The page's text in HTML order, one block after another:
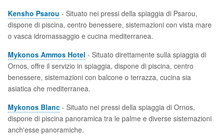
Kensho Psarou - Situato nei pressi della spiaggia di Psarou,
dispone di piscina, centro benessere, sistemazioni con vista mare
o vasca idromassaggio e cucina mediterranea.
Mykonos Ammos Hotel - Situato direttamente sulla spiaggia di
Ornos, offre il servizio in spiaggia, dispone di piscina, centro
benessere, sistemazioni con balcone o terrazza, cucina sia
asiatica che mediterranea.
Mykonos Blanc - Situato nei pressi della spiaggia di Ornos,
dispone di piscina panoramica tra le palme e diverse sistemazioni
anch'esse panoramiche.